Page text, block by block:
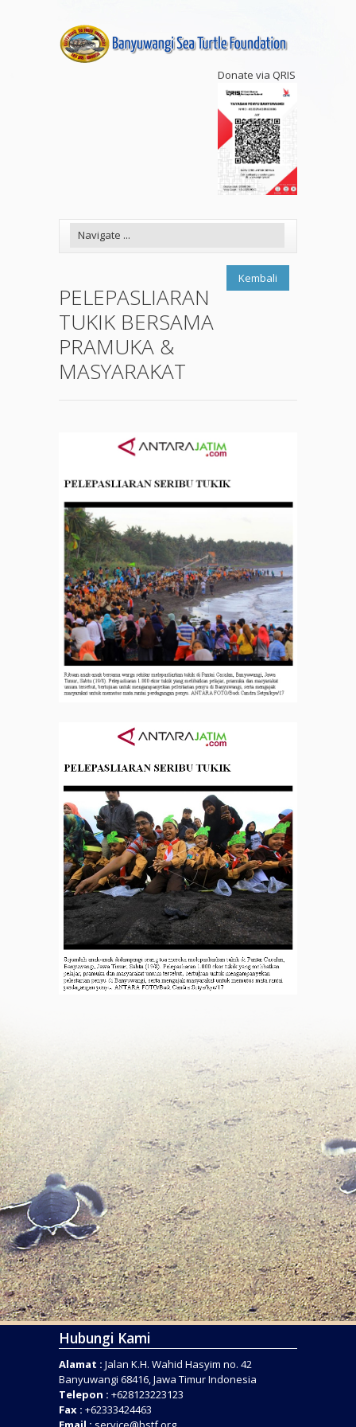
Donate via QRIS
Kembali
PELEPASLIARAN
TUKIK BERSAMA
PRAMUKA &
MASYARAKAT
Hubungi Kami
Alamat : Jalan K.H. Wahid Hasyim no. 42
Banyuwangi 68416, Jawa Timur Indonesia
Telepon : +628123223123
Fax : +62333424463